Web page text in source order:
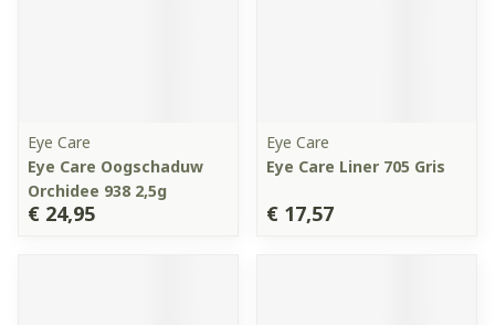
Eye Care
Eye Care Oogschaduw
Orchidee 938 2,5g
€ 24,95
Eye Care
Eye Care Liner 705 Gris
€ 17,57